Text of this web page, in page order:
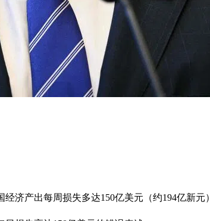
济产出每周损失多达150亿美元（约194亿新元